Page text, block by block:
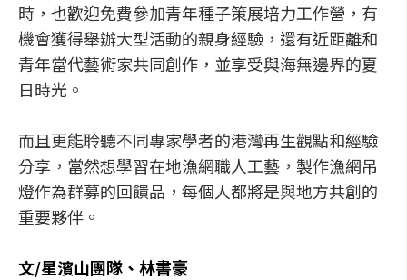
時，也歡迎免費參加青年種子策展培力工作營，有
機會獲得舉辦大型活動的親身經驗，還有近距離和
青年當代藝術家共同創作，並享受與海無邊界的夏
日時光。
而且更能聆聽不同專家學者的港灣再生觀點和經驗
分享，當然想學習在地漁網職人工藝，製作漁網吊
燈作為群募的回饋品，每個人都將是與地方共創的
重要夥伴。
文/星濱山團隊、林書豪